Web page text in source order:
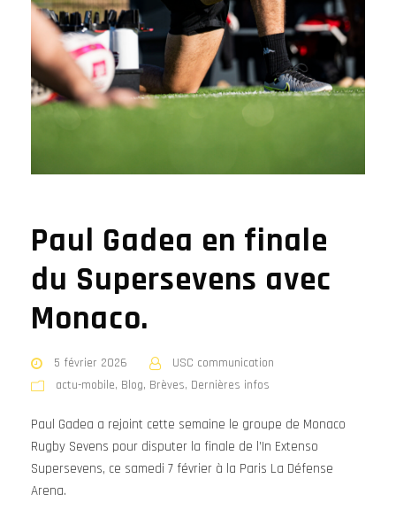
Paul Gadea en finale
du Supersevens avec
Monaco.
5 février 2026
USC communication
actu-mobile, Blog, Brèves, Dernières infos
Paul Gadea a rejoint cette semaine le groupe de Monaco
Rugby Sevens pour disputer la finale de l’In Extenso
Supersevens, ce samedi 7 février à la Paris La Défense
Arena.